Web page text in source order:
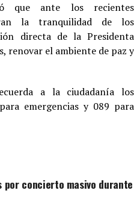
que ante los recientes
la tranquilidad de los
directa de la Presidenta
renovar el ambiente de paz y
a la ciudadanía los
emergencias y 089 para
por concierto masivo durante